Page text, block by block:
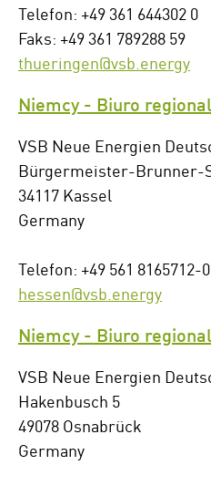
Telefon: +49 361 644302 0
Faks: +49 361 789288 59
thueringen@vsb.energy
Niemcy - Biuro
VSB Neue Energien
Bürgermeister-Brunner-
34117 Kassel
Germany
Telefon: +49 561 8165712-0
hessen@vsb.energy
Niemcy - Biuro
VSB Neue Energien
Hakenbusch 5
49078 Osnabrück
Germany